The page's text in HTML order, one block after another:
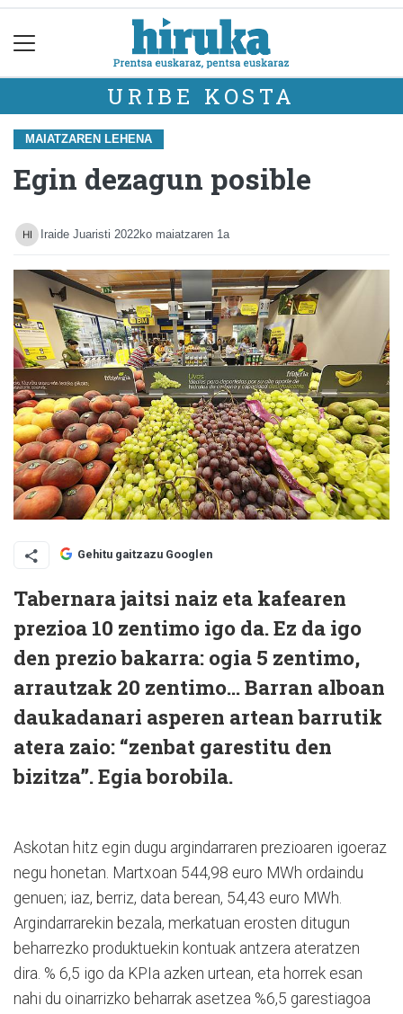
URIBE KOSTA
MAIATZAREN LEHENA
Egin dezagun posible
Iraide Juaristi 2022ko maiatzaren 1a
Gehitu gaitzazu Googlen
Tabernara jaitsi naiz eta kafearen
prezioa 10 zentimo igo da. Ez da igo
den prezio bakarra: ogia 5 zentimo,
arrautzak 20 zentimo... Barran alboan
daukadanari asperen artean barrutik
atera zaio: “zenbat garestitu den
bizitza”. Egia borobila.
Askotan hitz egin dugu argindarraren prezioaren igoeraz
negu honetan. Martxoan 544,98 euro MWh ordaindu
genuen; iaz, berriz, data berean, 54,43 euro MWh.
Argindarrarekin bezala, merkatuan erosten ditugun
beharrezko produktuekin kontuak antzera ateratzen
dira. % 6,5 igo da KPIa azken urtean, eta horrek esan
nahi du oinarrizko beharrak asetzea %6,5 garestiagoa